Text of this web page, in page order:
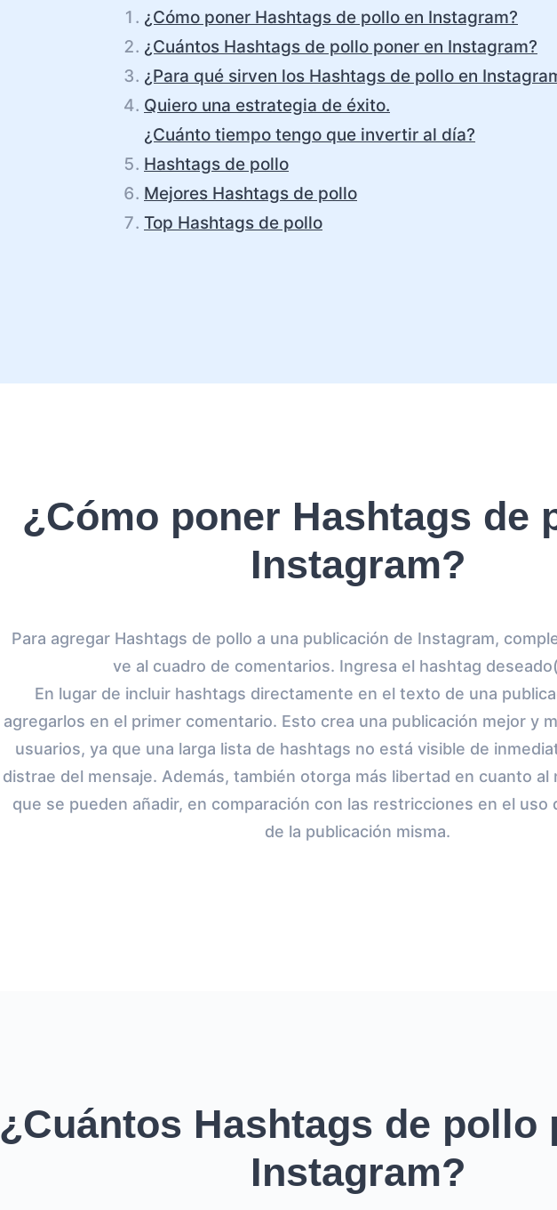
¿Cómo poner Hashtags de pollo en Instagram?
¿Cuántos Hashtags de pollo poner en Instagram?
¿Para qué sirven los Hashtags de pollo en
Quiero una estrategia de éxito.
¿Cuánto tiempo tengo que invertir al día?
Hashtags de pollo
Mejores Hashtags de pollo
Top Hashtags de pollo
¿Cómo poner Hashtags de
Instagram?
Para agregar Hashtags de pollo a una publicación de Instagram,
ve al cuadro de comentarios. Ingresa el hashtag
En lugar de incluir hashtags directamente en el texto de una
agregarlos en el primer comentario. Esto crea una publicación mejor y
usuarios, ya que una larga lista de hashtags no está visible de
distrae del mensaje. Además, también otorga más libertad en cuanto
que se pueden añadir, en comparación con las restricciones en el
de la publicación misma.
¿Cuántos Hashtags de pollo
Instagram?